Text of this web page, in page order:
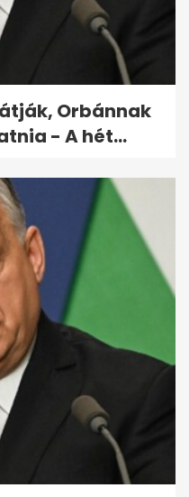
Orbánnak
- A hét...